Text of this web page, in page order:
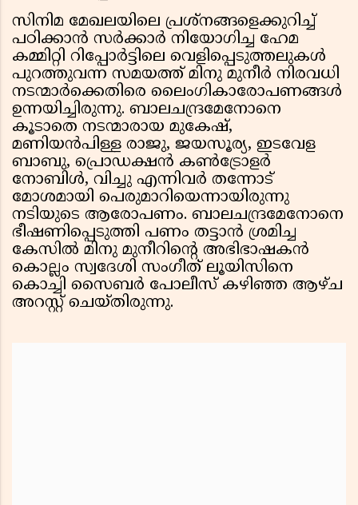
സിനിമ മേഖലയിലെ പ്രശ്‌നങ്ങളെക്കുറിച്ച്
പഠിക്കാൻ സർക്കാർ നിയോഗിച്ച ഹേമ
കമ്മിറ്റി റിപ്പോർട്ടിലെ വെളിപ്പെടുത്തലുകൾ
പുറത്തുവന്ന സമയത്ത് മിനു മുനീർ നിരവധി
നടന്മാർക്കെതിരെ ലൈംഗികാരോപണങ്ങൾ
ഉന്നയിച്ചിരുന്നു. ബാലചന്ദ്രമേനോനെ
കൂടാതെ നടന്മാരായ മുകേഷ്,
മണിയൻപിള്ള രാജു, ജയസൂര്യ, ഇടവേള
ബാബു, പ്രൊഡക്ഷൻ കൺട്രോളർ
നോബിൾ, വിച്ചു എന്നിവർ തന്നോട്
മോശമായി പെരുമാറിയെന്നായിരുന്നു
നടിയുടെ ആരോപണം. ബാലചന്ദ്രമേനോനെ
ഭീഷണിപ്പെടുത്തി പണം തട്ടാൻ ശ്രമിച്ച
കേസിൽ മിനു മുനീറിന്റെ അഭിഭാഷകൻ
കൊല്ലം സ്വദേശി സംഗീത് ലൂയിസിനെ
കൊച്ചി സൈബർ പോലീസ് കഴിഞ്ഞ ആഴ്ച
അറസ്റ്റ് ചെയ്തിരുന്നു.